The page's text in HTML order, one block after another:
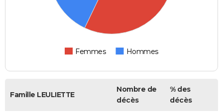
Femmes Hommes
Famille LEULIETTE
Nombre de
décès
% des
décès